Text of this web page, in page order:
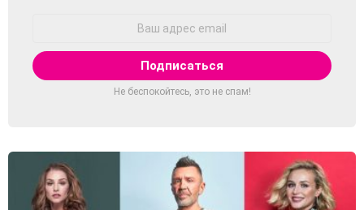
Не беспокойтесь, это не спам!